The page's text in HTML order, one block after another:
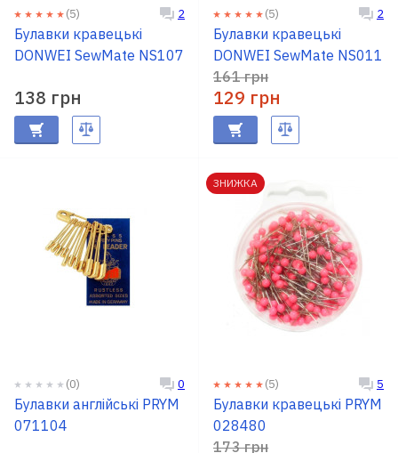
(5) 2
Булавки кравецькі
DONWEI SewMate NS107
138 грн
(5) 2
Булавки кравецькі
DONWEI SewMate NS011
161 грн
129 грн
(0) 0
Булавки англійські PRYM
071104
ЗНИЖКА
(5) 5
Булавки кравецькі PRYM
028480
173 грн